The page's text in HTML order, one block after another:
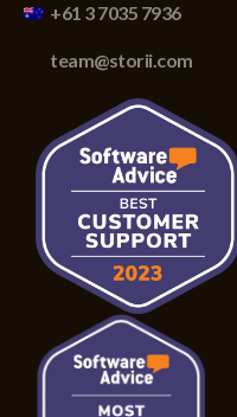
+61 3 7035 7936
team@storii.com